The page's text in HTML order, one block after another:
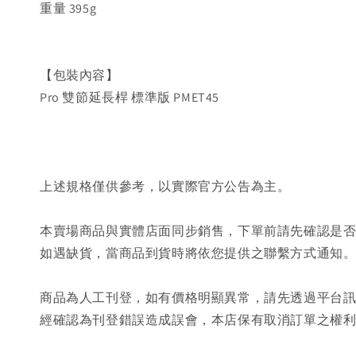
重量 395g
【包裝內容】
Pro 雙節延長桿 標準版 PMET45
上述規格僅供參考，以實際官方公告為主。
本賣場商品與實體店面同步銷售，下單前請先確認是否
如遇缺貨，當商品到貨時將依您提供之聯繫方式通知。
商品為人工刊登，如有價格明顯異常，請先透過平台訊
經確認為刊登錯誤造成誤會，本店保有取消訂單之權利